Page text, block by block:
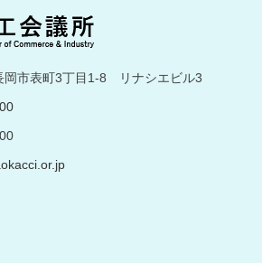
市表町3丁目1-8 リナシエビル3